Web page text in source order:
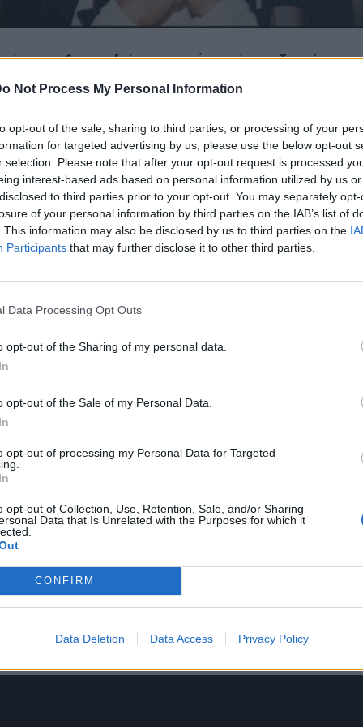
Not Process My Personal Information
opt-out of the sale, sharing to third parties, or processing of your
for targeted advertising by us, please use the below opt-out
selection. Please note that after your opt-out request is processed
interest-based ads based on personal information utilized by us
to third parties prior to your opt-out. You may separately
of your personal information by third parties on the IAB’s list of
This information may also be disclosed by us to third parties on the
Participants that may further disclose it to other third parties.
Data Processing Opt Outs
opt-out of the Sharing of my personal data.
opt-out of the Sale of my Personal Data.
opt-out of processing my Personal Data for Targeted
opt-out of Collection, Use, Retention, Sale, and/or Sharing
Data that Is Unrelated with the Purposes for which it
CONFIRM
Data Deletion Data Access Privacy Policy
να βγει και δεύτερη ιατρική ανακοίνωση. Το πρώτο
που βγήκε τα ξημερώματα ανέφερε τα εξής:
Κυριακή (Μαρινέλλα) διακομίσθηκε στις 22:30
ΥΓΕΙΑ μετά από λιποθυμικό επεισόδιο.
ότι υπέστη σοβαρό αγγειακό εγκεφαλικό επεισόδιο (αιμορραγία)
στη ΜΕΘ όπου παραμένει νοσηλευόμενη.
στο Ηρώδειο
ερμηνεύτρια κατέρρευσε χθες το βράδυ στη σκηνή στο
τραγουδούσε.
ανέκτησε τις αισθήσεις της στα καμαρίνια του Ηρωδείου, ενώ, στο
βρισκόταν από το πρώτο λεπτό ο προσωπικός της γιατρός, ο
με το περιβάλλον. Παρ’ όλα αυτά, παρέμεινε στα
υποβλήθηκε σε μαγνητική τομογραφία, από την οποία
πριν τη συναυλία.